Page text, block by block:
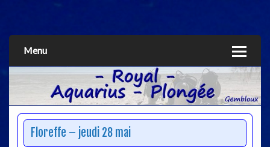
Menu
Floreffe – jeudi 28 mai